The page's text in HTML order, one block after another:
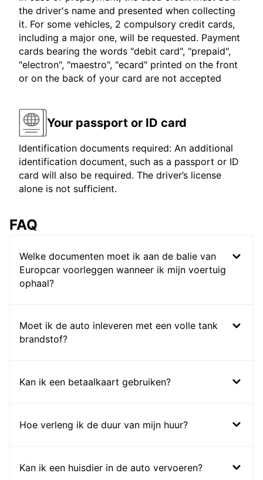
the driver's name and presented when collecting
it. For some vehicles, 2 compulsory credit cards,
including a major one, will be requested. Payment
cards bearing the words "debit card", "prepaid",
"electron", "maestro", "ecard" printed on the front
or on the back of your card are not accepted
Your passport or ID card
Identification documents required: An additional
identification document, such as a passport or ID
card will also be required. The driver’s license
alone is not sufficient.
FAQ
Welke documenten moet ik aan de balie van
Europcar voorleggen wanneer ik mijn voertuig
ophaal?
Moet ik de auto inleveren met een volle tank
brandstof?
Kan ik een betaalkaart gebruiken?
Hoe verleng ik de duur van mijn huur?
Kan ik een huisdier in de auto vervoeren?